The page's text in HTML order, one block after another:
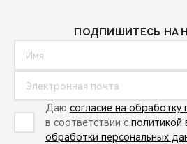
ПОДПИШИТЕСЬ НА
Даю согласие на
в соответствии с политикой
обработки персональных